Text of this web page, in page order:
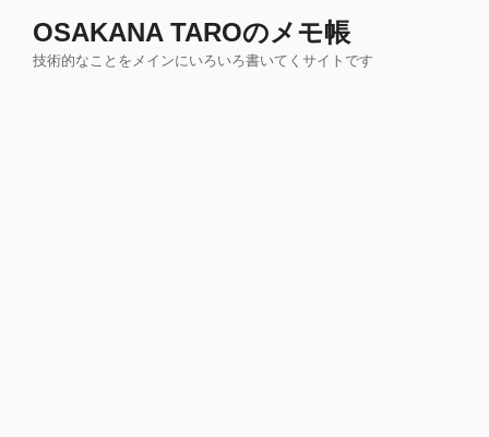
OSAKANA TAROのメモ帳
技術的なことをメインにいろいろ書いてくサイトです